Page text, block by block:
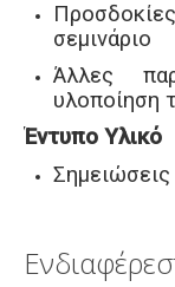
σεμινάριο
Άλλες
υλοποίηση
Έντυπο Υλικό
Σημειώσεις